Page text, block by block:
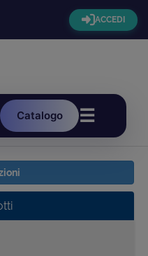
ACCEDI
Catalogo ☰